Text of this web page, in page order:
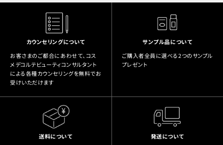
カウンセリングについて
お客さまのご都合にあわせて、コス
メデコルテビューティコンサルタント
による各種カウンセリングを無料でお
受けいただけます
サンプル品について
ご購入者全員に選べる2つのサンプル
プレゼント
送料について
発送について